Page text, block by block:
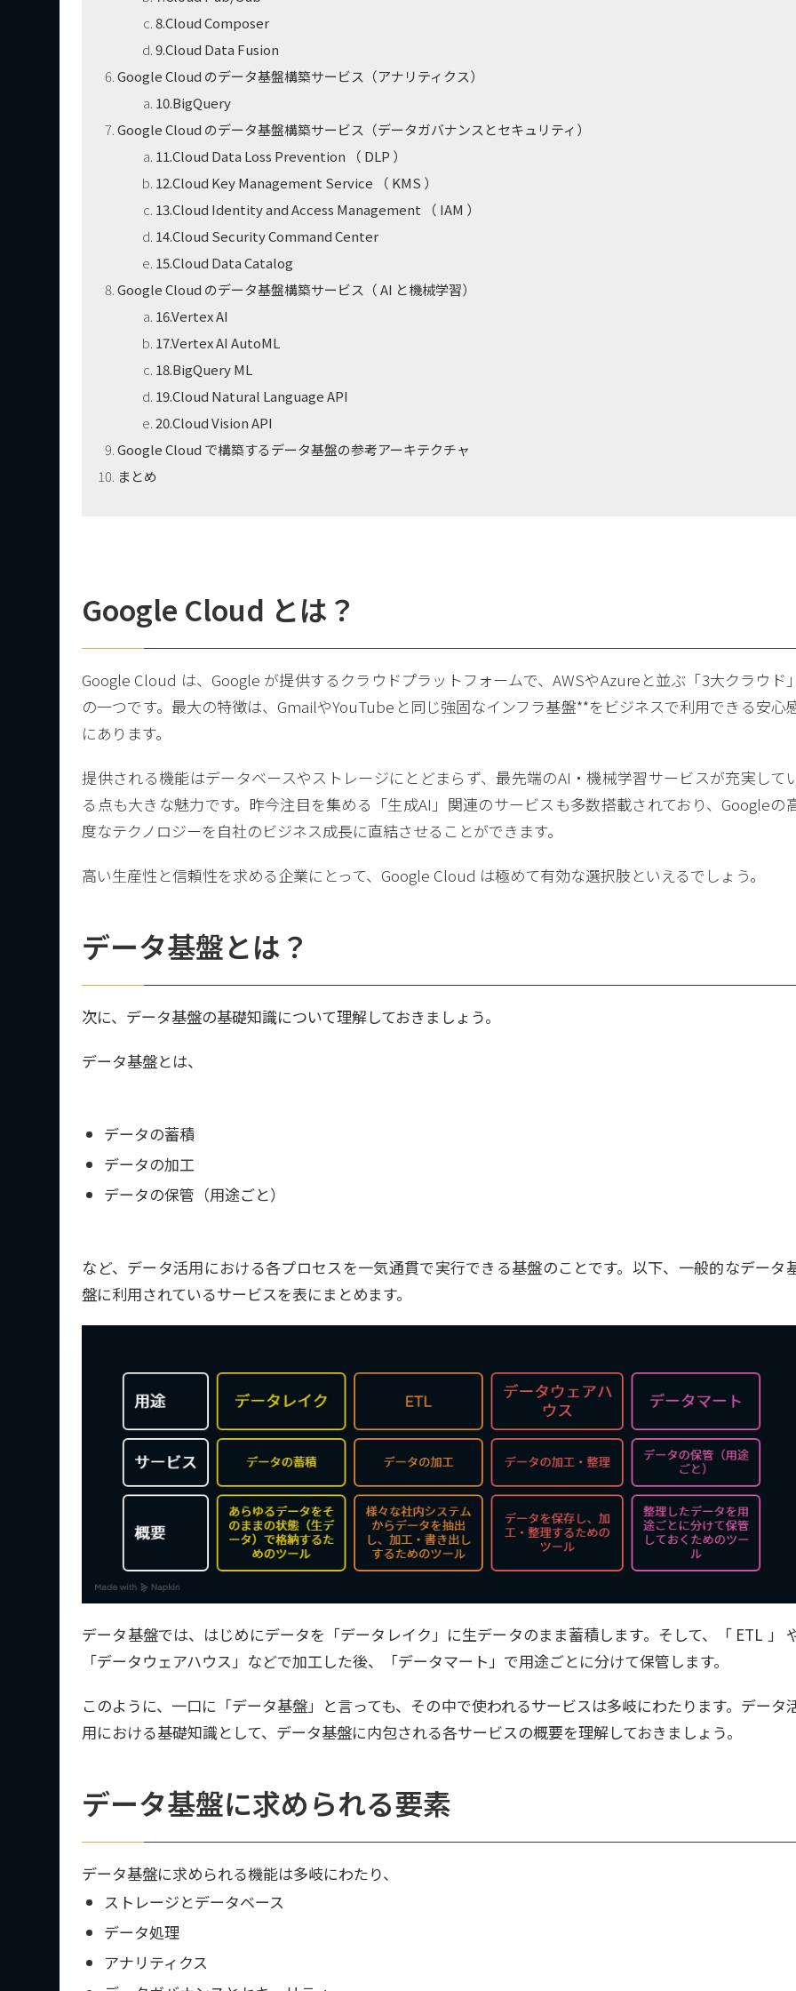
8.Cloud Composer
9.Cloud Data Fusion
Google Cloud のデータ基盤構築サービス（アナリティクス）
10.BigQuery
Google Cloud のデータ基盤構築サービス（データガバナンスとセキュリティ）
11.Cloud Data Loss Prevention （ DLP ）
12.Cloud Key Management Service （ KMS ）
13.Cloud Identity and Access Management （ IAM ）
14.Cloud Security Command Center
15.Cloud Data Catalog
Google Cloud のデータ基盤構築サービス（ AI と機械学習）
16.Vertex AI
17.Vertex AI AutoML
18.BigQuery ML
19.Cloud Natural Language API
20.Cloud Vision API
Google Cloud で構築するデータ基盤の参考アーキテクチャ
まとめ
Google Cloud とは？
Google Cloud は、Google が提供するクラウドプラットフォームで、AWSやAzureと並ぶ「3大クラウド
の一つです。最大の特徴は、GmailやYouTubeと同じ強固なインフラ基盤**をビジネスで利用できる安心
にあります。
提供される機能はデータベースやストレージにとどまらず、最先端のAI・機械学習サービスが充実して
る点も大きな魅力です。昨今注目を集める「生成AI」関連のサービスも多数搭載されており、Googleの
度なテクノロジーを自社のビジネス成長に直結させることができます。
高い生産性と信頼性を求める企業にとって、Google Cloud は極めて有効な選択肢といえるでしょう。
データ基盤とは？
次に、データ基盤の基礎知識について理解しておきましょう。
データ基盤とは、
データの蓄積
データの加工
データの保管（用途ごと）
など、データ活用における各プロセスを一気通貫で実行できる基盤のことです。 以下、一般的なデータ
盤に利用されているサービスを表にまとめます。
データ基盤では、はじめにデータを「データレイク」に生データのまま蓄積します。そして、「 ETL 」
「データウェアハウス」などで加工した後、「データマート」で用途ごとに分けて保管します。
このように、一口に「データ基盤」と言っても、その中で使われるサービスは多岐にわたります。データ
用における基礎知識として、データ基盤に内包される各サービスの概要を理解しておきましょう。
データ基盤に求められる要素
データ基盤に求められる機能は多岐にわたり、
ストレージとデータベース
データ処理
アナリティクス